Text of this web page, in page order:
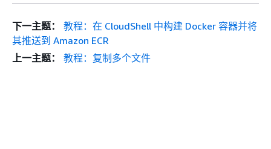
下一主题：
教程：在 CloudShell 中构建 Docker 容器并将
其推送到 Amazon ECR
上一主题：
教程：复制多个文件